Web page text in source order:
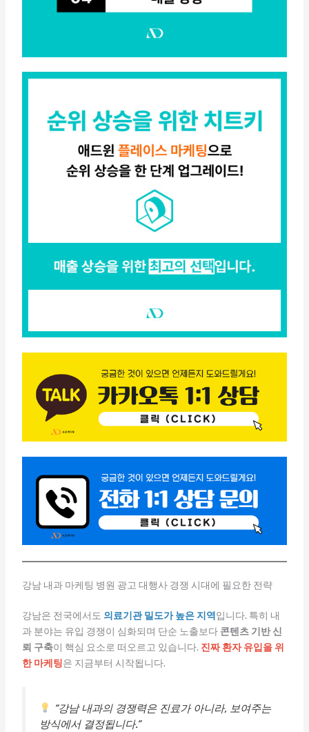
강남 내과 마케팅 병원 광고 대행사 경쟁 시대에 필요한 전략
강남은 전국에서도 의료기관 밀도가 높은 지역 입니다. 특히 내
과 분야는 유입 경쟁이 심화되며 단순 노출보다 콘텐츠 기반 신
뢰 구축이 핵심 요소로 떠오르고 있습니다. 진짜 환자 유입을 위
한 마케팅은 지금부터 시작됩니다.
“강남 내과의 경쟁력은 진료가 아니라, 보여주는
방식에서 결정됩니다.”